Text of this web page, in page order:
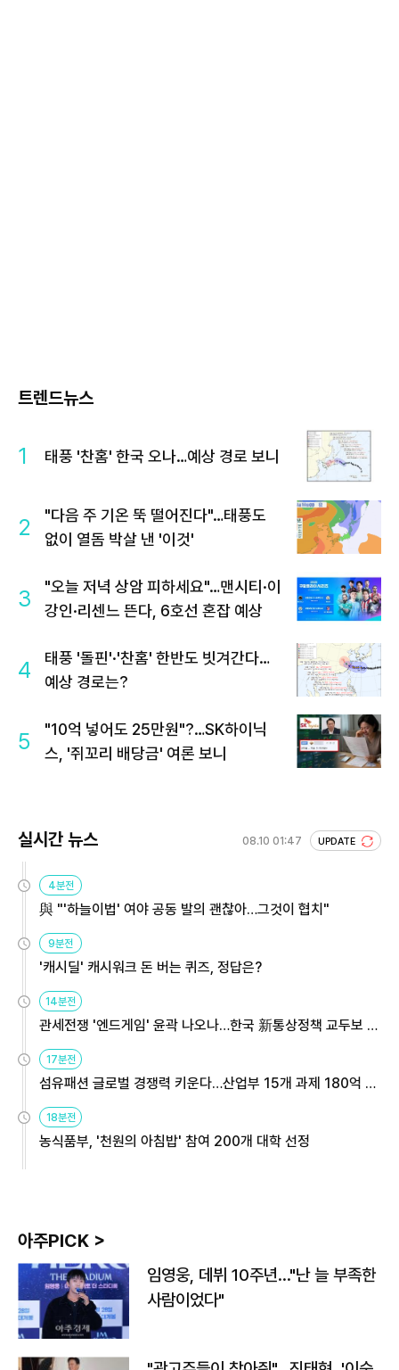
트렌드뉴스
1 태풍 '찬홈' 한국 오나…예상 경로 보니
2
"다음 주 기온 뚝 떨어진다"…태풍도
없이 열돔 박살 낸 '이것'
3
"오늘 저녁 상암 피하세요"…맨시티·이
강인·리센느 뜬다, 6호선 혼잡 예상
4
태풍 '돌핀'·'찬홈' 한반도 빗겨간다…
예상 경로는?
5
"10억 넣어도 25만원"?…SK하이닉
스, '쥐꼬리 배당금' 여론 보니
실시간 뉴스 08.10 01:47 UPDATE
4분전
與 "'하늘이법' 여야 공동 발의 괜찮아…그것이 협치"
9분전
'캐시딜' 캐시워크 돈 버는 퀴즈, 정답은?
14분전
관세전쟁 '엔드게임' 윤곽 나오나…한국 新통상정책 교두보 활
용해야
17분전
섬유패션 글로벌 경쟁력 키운다…산업부 15개 과제 180억 지
원
18분전
농식품부, '천원의 아침밥' 참여 200개 대학 선정
아주PICK >
임영웅, 데뷔 10주년…"난 늘 부족한
사람이었다"